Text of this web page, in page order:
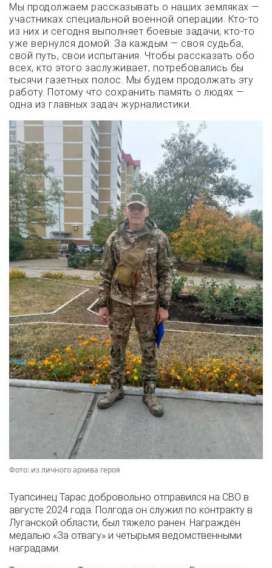
Мы продолжаем рассказывать о наших земляках —
участниках специальной военной операции. Кто-то
из них и сегодня выполняет боевые задачи, кто-то
уже вернулся домой. За каждым — своя судьба,
свой путь, свои испытания. Чтобы рассказать обо
всех, кто этого заслуживает, потребовались бы
тысячи газетных полос. Мы будем продолжать эту
работу. Потому что сохранить память о людях —
одна из главных задач журналистики.
Фото: из личного архива героя
Туапсинец Тарас добровольно отправился на СВО в
августе 2024 года. Полгода он служил по контракту в
Луганской области, был тяжело ранен. Награждён
медалью «За отвагу» и четырьмя ведомственными
наградами.